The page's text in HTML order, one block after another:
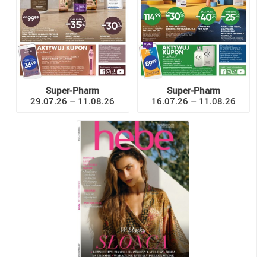
Super-Pharm
29.07.26 – 11.08.26
Super-Pharm
16.07.26 – 11.08.26